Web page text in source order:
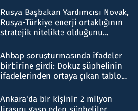
Rusya Başbakan Yardımcısı Novak,
Rusya-Türkiye enerji ortaklığının
stratejik nitelikte olduğunu
Ahbap soruşturmasında ifadeler
birbirine girdi: Dokuz şüphelinin
ifadelerinden ortaya çıkan tablo
Ankara'da bir kişinin 2 milyon